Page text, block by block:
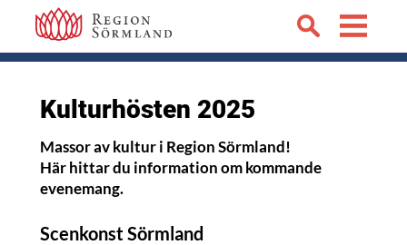
Kulturhösten 2025
Massor av kultur i Region Sörmland!
Här hittar du information om kommande
evenemang.
Scenkonst Sörmland